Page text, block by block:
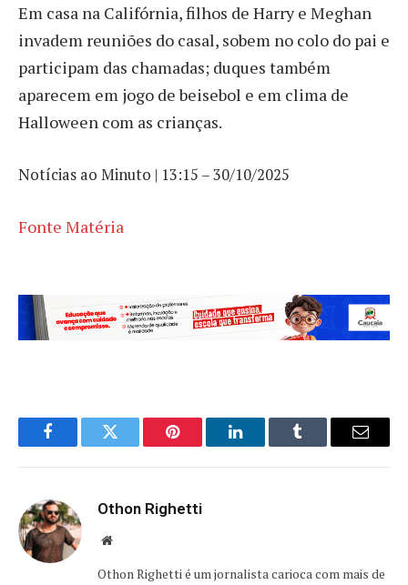
Em casa na Califórnia, filhos de Harry e Meghan
invadem reuniões do casal, sobem no colo do pai e
participam das chamadas; duques também
aparecem em jogo de beisebol e em clima de
Halloween com as crianças.
Notícias ao Minuto | 13:15 – 30/10/2025
Fonte Matéria
FacebookTwitter Pinterest LinkedInTumblr Email
Othon Righetti
Website
Othon Righetti é um jornalista carioca com mais de